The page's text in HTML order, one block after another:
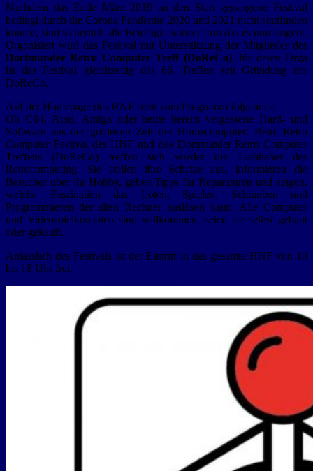
Nachdem das Ende März 2019 an den Start gegangene Festival
bedingt durch die Corona Pandemie 2020 und 2021 nicht stattfinden
konnte, sind sicherlich alle Beteiligte wieder froh das es nun losgeht.
Organisiert wird das Festival mit Unterstützung der Mitglieder des
Dortmunder Retro Computer Treff (DoReCo), für deren Orga
ist das Festival gleichzeitig das 66. Treffen seit Gründung der
DoReCo.
Auf der Homepage des HNF steht zum Programm folgendes:
Ob C64, Atari, Amiga oder heute bereits vergessene Hard- und
Software aus der goldenen Zeit der Homecomputer: Beim Retro
Computer Festival des HNF und des Dortmunder Retro Computer
Treffens (DoReCo) treffen sich wieder die Liebhaber des
Retrocomputing. Sie stellen ihre Schätze aus, informieren die
Besucher über ihr Hobby, geben Tipps für Reparaturen und zeigen,
welche Faszination das Löten, Spielen, Schrauben und
Programmieren der alten Rechner auslösen kann. Alle Computer
und Videospielkonsolen sind willkommen, seien sie selbst gebaut
oder gekauft.
Anlässlich des Festivals ist der Eintritt in das gesamte HNF von 10
bis 18 Uhr frei.